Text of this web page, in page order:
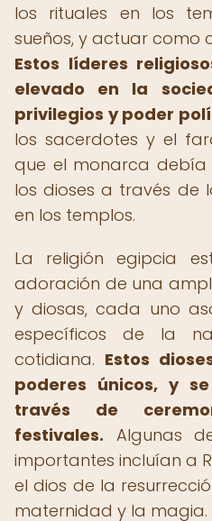
los rituales en los
sueños, y actuar como
Estos líderes
elevado en la
privilegios y poder
los sacerdotes y el
que el monarca
los dioses a través de
en los templos.
La religión egipcia
adoración de una
y diosas, cada uno
específicos de la
cotidiana. Estos
poderes únicos, y
través de
festivales. Algunas
importantes incluían a
el dios de la
maternidad y la magia.